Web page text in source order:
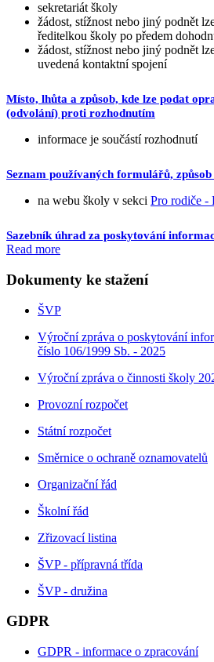
sekretariát školy
žádost, stížnost nebo jiný podnět
ředitelkou školy po předem
žádost, stížnost nebo jiný podnět
uvedená kontaktní spojení
Místo, lhůta a způsob, kde lze podat
(odvolání) proti rozhodnutím
informace je součástí rozhodnutí
Seznam používaných formulářů,
na webu školy v sekci Pro rodiče -
Sazebník úhrad za poskytování
Read more
Dokumenty ke stažení
ŠVP
Výroční zpráva o poskytování
číslo 106/1999 Sb. - 2025
Výroční zpráva o činnosti školy
Provozní rozpočet
Státní rozpočet
Směrnice o ochraně oznamovatelů
Organizační řád
Školní řád
Zřizovací listina
ŠVP - přípravná třída
ŠVP - družina
GDPR
GDPR - informace o zpracování